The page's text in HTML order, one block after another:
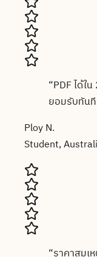
“PDF ได้ใ
ยอมรับทันที
Ploy N.
Student,